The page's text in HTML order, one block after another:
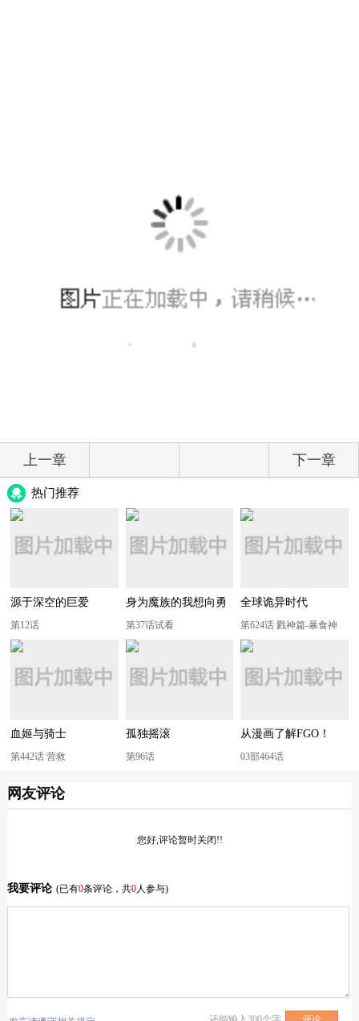
上一章 下一章
热门推荐
源于深空的巨爱
第12话
身为魔族的我想向勇
者小队的可爱女孩告
白
第37话试看
全球诡异时代
第624话 戮神篇-暴食神
力！
血姬与骑士
第442话 营救
孤独摇滚
第96话
从漫画了解FGO！
03部464话
网友评论
您好,评论暂时关闭!!
我要评论 (已有0条评论，共0人参与)